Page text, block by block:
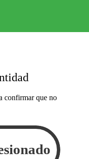
confirmar que no